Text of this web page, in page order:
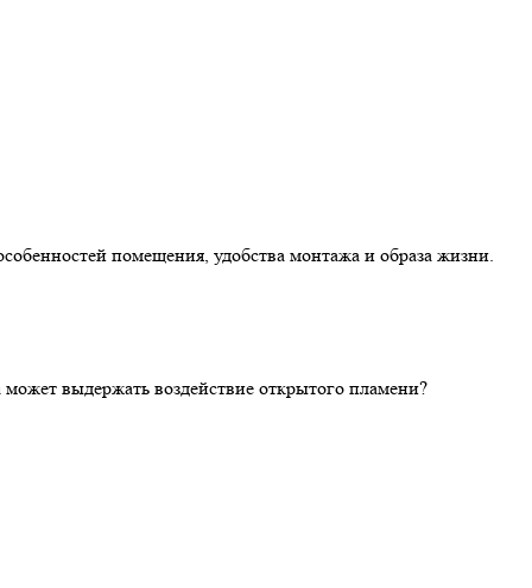
помещения, удобства монтажа и образа жизни.
выдержать воздействие открытого пламени?